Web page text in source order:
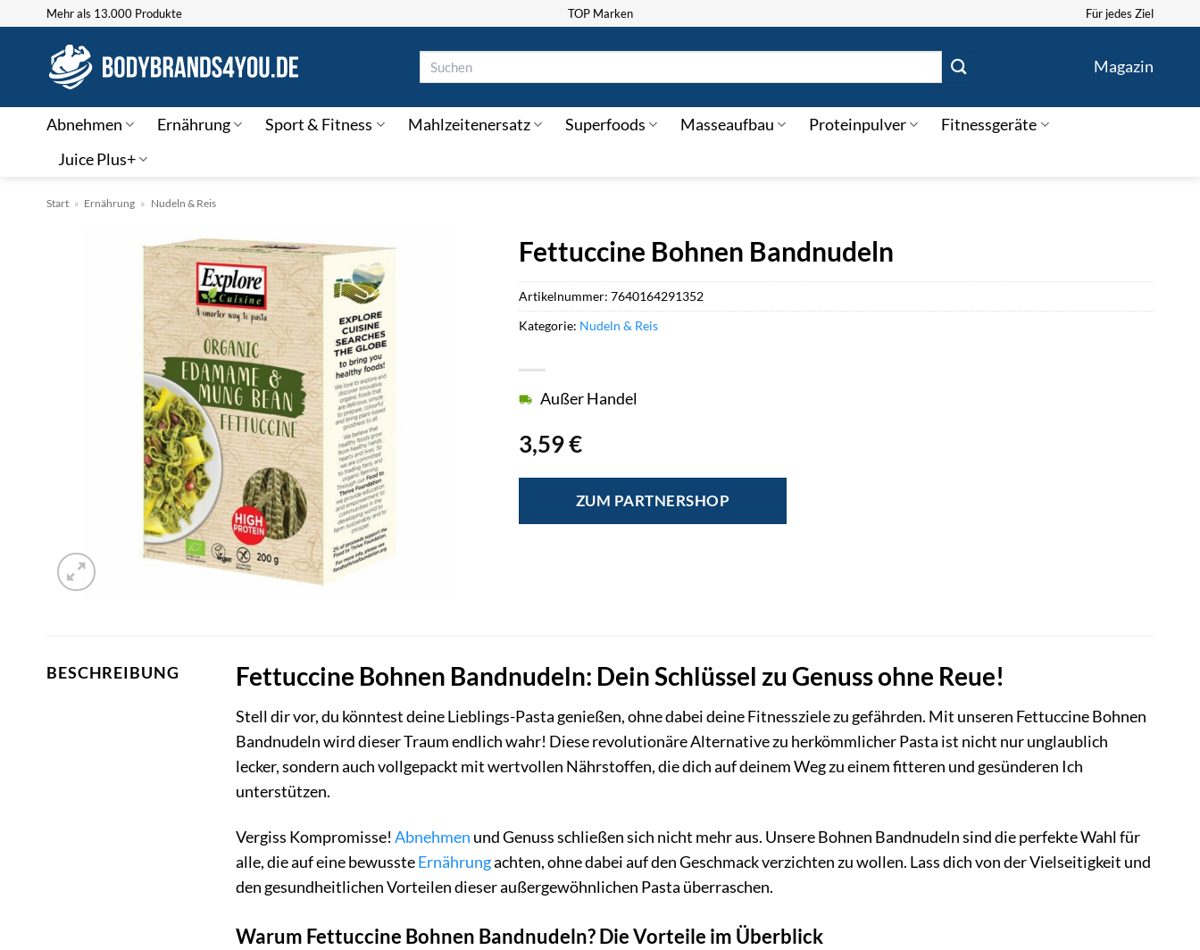
springen
Mehr als 13.000 Produkte TOP Marken Für jedes Ziel
Magazin
Abnehmen Ernährung Sport & Fitness Mahlzeitenersatz Superfoods Masseaufbau Proteinpulver
Fitnessgeräte
Juice Plus+
Start » Ernährung » Nudeln & Reis
Fettuccine Bohnen Bandnudeln
3,59€
Außer Handel
ZUM PARTNERSHOP
Artikelnummer:7640164291352
Kategorie: Nudeln & Reis
BESCHREIBUNG Fettuccine Bohnen Bandnudeln: Dein Schlüssel zu Genuss ohne Reue!
Stell dir vor, du könntest deine Lieblings-Pasta genießen, ohne dabei deine Fitnessziele zu gefährden. Mit unseren Fettuccine Bohnen
Bandnudeln wird dieser Traum endlich wahr! Diese revolutionäre Alternative zu herkömmlicher Pasta ist nicht nur unglaublich
lecker, sondern auch vollgepackt mit wertvollen Nährstoffen, die dich auf deinem Weg zu einem fitteren und gesünderen Ich
unterstützen.
Vergiss Kompromisse! Abnehmen und Genuss schließen sich nicht mehr aus. Unsere Bohnen Bandnudeln sind die perfekte Wahl für
alle, die auf eine bewussteErnährungachten, ohne dabei auf den Geschmack verzichten zu wollen. Lass dich von der Vielseitigkeit und
den gesundheitlichen Vorteilen dieser außergewöhnlichen Pasta überraschen.
Warum Fettuccine Bohnen Bandnudeln? Die Vorteile im Überblick